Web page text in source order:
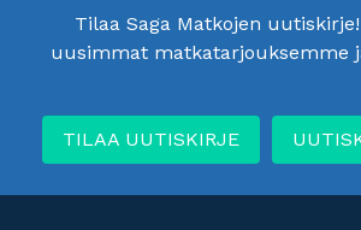
Tilaa Saga Matkojen
uusimmat matkatarjouksemme
TILAA UUTISKIRJE